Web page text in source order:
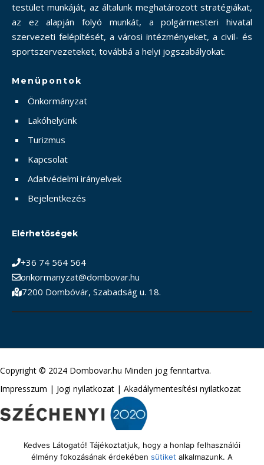
testület munkáját, az általunk meghatározott stratégiákat,
az ez alapján folyó munkát, a polgármesteri hivatal
szervezeti felépítését, a városi intézményeket, a civil- és
sportszervezeteket, továbbá a helyi jogszabályokat.
Menüpontok
Önkormányzat
Lakóhelyünk
Turizmus
Kapcsolat
Adatvédelmi irányelvek
Bejelentkezés
Elérhetőségek
+36 74 564 564
onkormanyzat@dombovar.hu
7200 Dombóvár, Szabadság u. 18.
Copyright © 2024 Dombovar.hu Minden jog fenntartva.
Impresszum | Jogi nyilatkozat | Akadálymentesítési nyilatkozat
Kedves Látogató! Tájékoztatjuk, hogy a honlap felhasználói
élmény fokozásának érdekében sütiket alkalmazunk. A